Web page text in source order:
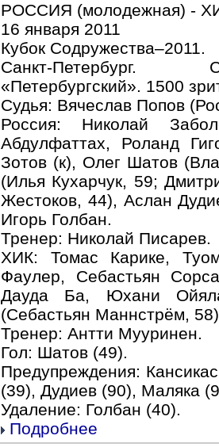
РОССИЯ (молодежная) -
16 января 2011
Кубок Содружества–2011.
Санкт-Петербург.
«Петербургский». 1500
Судья: Вячеслав Попов
Россия: Николай
Абдулфаттах, Роланд
Зотов (к), Олег Шатов
(Илья Кухарчук, 59;
Жестоков, 44), Аслан
Игорь Голбан.
Тренер: Николай Писарев.
ХИК: Томас Карике,
Фаулер, Себастьян
Дауда Ба, Юхани
(Себастьян Маннстрём,
Тренер: Антти Мууринен.
Гол: Шатов (49).
Предупреждения:
(39), Дудиев (90), Маляка
Удаление: Голбан (40).
Подробнее